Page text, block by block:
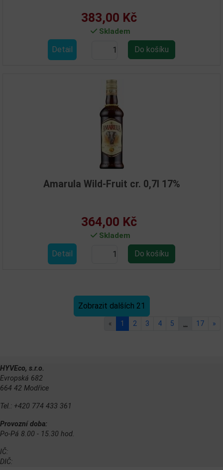
383,00 Kč
Skladem
Detail
Amarula Wild-Fruit cr. 0,7l 17%
364,00 Kč
Skladem
Detail
Zobrazit dalších 21
« 1 2 3 4 5 17 »
HYVEco, s.r.o.
Evropská 682
664 42 Modřice
Tel.: +420 774 433 361
Provozní doba:
Po-Pá 8.00 - 15.30 hod.
IČ:
DIČ: